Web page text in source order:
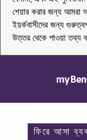
শেয়ার করার জন্য আমরা
ইয়র্কবাসীদের জন্য
উত্তর থেকে পাওয়া তথ্য
ফিরে আসা